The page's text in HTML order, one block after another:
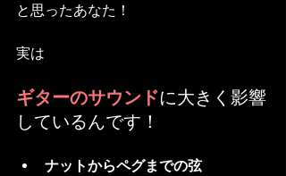
と思ったあなた！
実は
ギターのサウンドに大きく影響
しているんです！
ナットからペグまでの弦